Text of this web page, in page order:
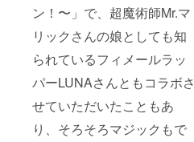
ン！〜」で、超魔術師Mr.マ
リックさんの娘としても知
られているフィメールラッ
パーLUNAさんともコラボさ
せていただいたこともあ
り、そろそろマジックもで